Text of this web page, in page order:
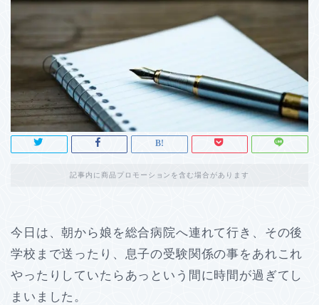
記事内に商品プロモーションを含む場合があります
今日は、朝から娘を総合病院へ連れて行き、その後
学校まで送ったり、息子の受験関係の事をあれこれ
やったりしていたらあっという間に時間が過ぎてし
まいました。